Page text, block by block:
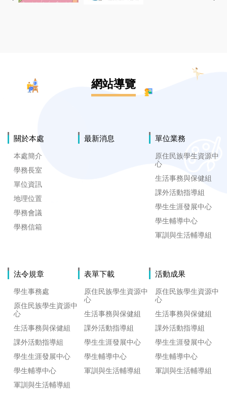
網站導覽
關於本處
本處簡介
學務長室
單位資訊
地理位置
學務會議
學務信箱
最新消息 單位業務
原住民族學生資源中
心
生活事務與保健組
課外活動指導組
學生生涯發展中心
學生輔導中心
軍訓與生活輔導組
法令規章
學生事務處
原住民族學生資源中
心
生活事務與保健組
課外活動指導組
學生生涯發展中心
學生輔導中心
軍訓與生活輔導組
表單下載
原住民族學生資源中
心
生活事務與保健組
課外活動指導組
學生生涯發展中心
學生輔導中心
軍訓與生活輔導組
活動成果
原住民族學生資源中
心
生活事務與保健組
課外活動指導組
學生生涯發展中心
學生輔導中心
軍訓與生活輔導組